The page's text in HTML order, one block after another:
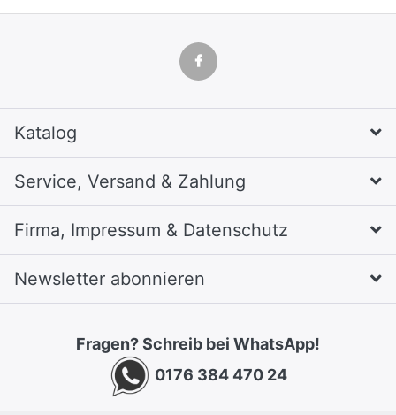
Katalog
Service, Versand & Zahlung
Firma, Impressum & Datenschutz
Newsletter abonnieren
Fragen? Schreib bei WhatsApp!
0176 384 470 24